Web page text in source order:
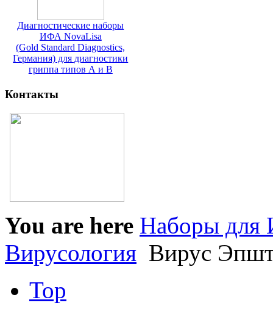
Диагностические наборы
ИФА NovaLisa
(Gold Standard Diagnostics,
Германия) для диагностики
гриппа типов А и В
Контакты
You are here Наборы для
Вирусология Вирус
Top